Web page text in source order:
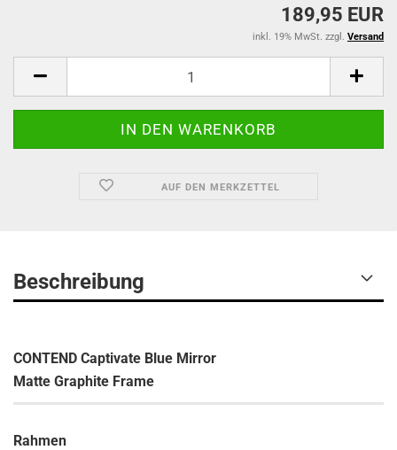
189,95 EUR
inkl. 19% MwSt. zzgl. Versand
AUF DEN MERKZETTEL
Beschreibung
CONTEND Captivate Blue Mirror
Matte Graphite Frame
Rahmen